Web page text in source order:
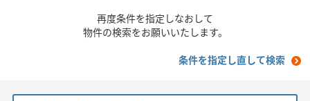
再度条件を指定しなおして
物件の検索をお願いいたします。
条件を指定し直して検索